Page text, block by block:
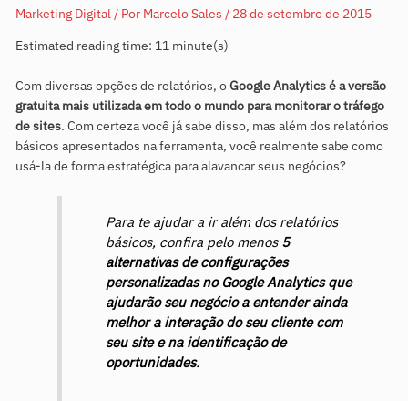
Marketing Digital/ Por Marcelo Sales/ 28 de setembro de 2015
Estimated reading time: 11 minute(s)
Com diversas opções de relatórios, oGoogle Analytics é a versão
gratuita mais utilizada em todo o mundo para monitorar o tráfego
de sites. Com certeza você já sabe disso, mas além dos relatórios
básicos apresentados na ferramenta, você realmente sabe como
usá-la de forma estratégica para alavancar seus negócios?
Para te ajudar a ir além dos relatórios
básicos, confira pelo menos 5
alternativas de configurações
personalizadas no Google Analytics que
ajudarão seu negócio a entender ainda
melhor a interação do seu cliente com
seu site e na identificação de
oportunidades.